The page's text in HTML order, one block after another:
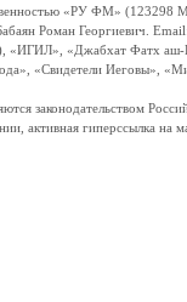
«РУ ФМ» (123298
Роман Георгиевич.
«ИГИЛ», «Джабхат Фатх
«Свидетели Иеговы»,
законодательством
активная гиперссылка на